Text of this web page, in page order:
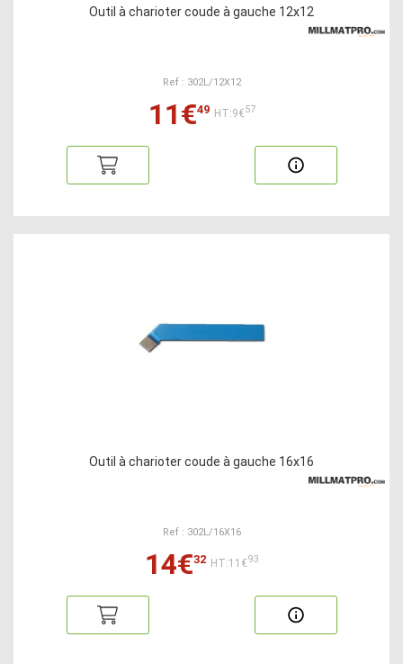
Outil à charioter coude à gauche 12x12
Ref : 302L/12X12
11€49 HT:9€57
Outil à charioter coude à gauche 16x16
Ref : 302L/16X16
14€32 HT:11€93